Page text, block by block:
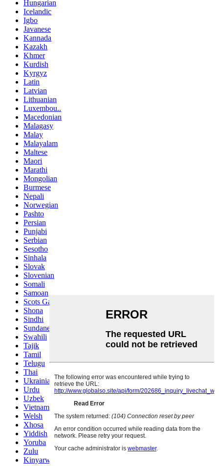
Hungarian
Icelandic
Igbo
Javanese
Kannada
Kazakh
Khmer
Kurdish
Kyrgyz
Latin
Latvian
Lithuanian
Luxembou..
Macedonian
Malagasy
Malay
Malayalam
Maltese
Maori
Marathi
Mongolian
Burmese
Nepali
Norwegian
Pashto
Persian
Punjabi
Serbian
Sesotho
Sinhala
Slovak
Slovenian
Somali
Samoan
Scots Gaelic
Shona
Sindhi
Sundanese
Swahili
Tajik
Tamil
Telugu
Thai
Ukrainian
Urdu
Uzbek
Vietnamese
Welsh
Xhosa
Yiddish
Yoruba
Zulu
Kinyarwanda